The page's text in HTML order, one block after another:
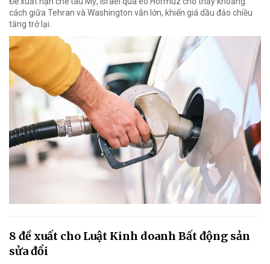
cách giữa Tehran và Washington vẫn lớn, khiến giá dầu đảo chiều
tăng trở lại.
8 đề xuất cho Luật Kinh doanh Bất động sản
sửa đổi